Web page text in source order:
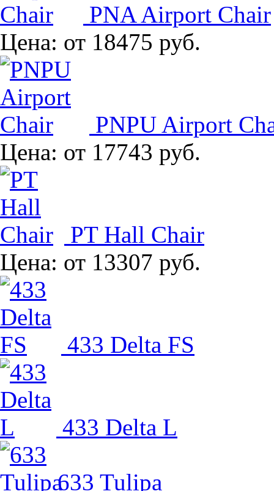
PNA Airport Chair
Цена: от 18475 руб.
PNPU Airport
Цена: от 17743 руб.
PT Hall Chair
Цена: от 13307 руб.
433 Delta FS
433 Delta L
633 Tulipa